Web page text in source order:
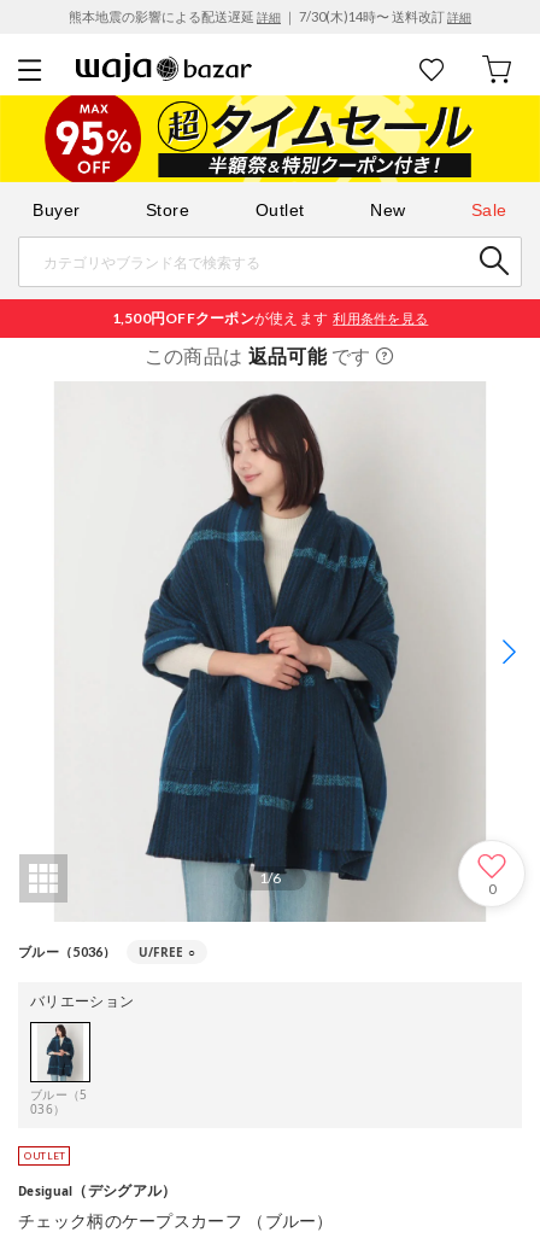
熊本地震の影響による配送遅延 詳細 ｜ 7/30(木)14時〜 送料改訂詳細
Buyer Store Outlet New Sale
1,500円OFFクーポンが使えます 利用条件を見る
この商品は 返品可能です
1/6
0
ブルー（5036） U/FREE ○
バリエーション
ブルー（5
036）
Desigual （デシグアル）
チェック柄のケープスカーフ （ブルー）